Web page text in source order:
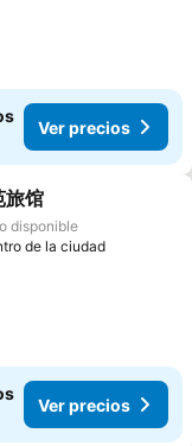
Ver precios
旅馆
disponible
de la ciudad
Ver precios